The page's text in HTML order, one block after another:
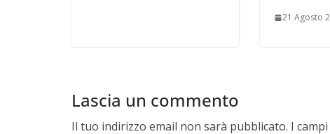
21 Agosto
Lascia un commento
Il tuo indirizzo email non sarà pubblicato. I